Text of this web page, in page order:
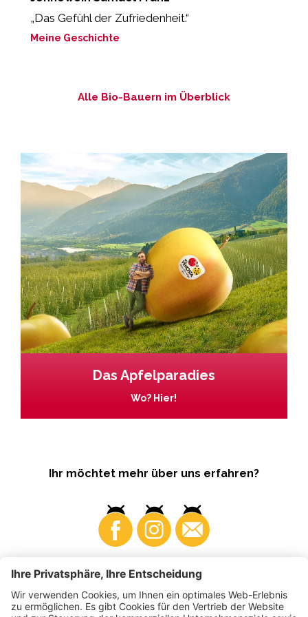
„Das Gefühl der Zufriedenheit.“
Meine Geschichte
Alle Bio-Bauern im Überblick
Das Apfelparadies
Wo? Hier!
Ihr möchtet mehr über uns erfahren?
Business Produzenten